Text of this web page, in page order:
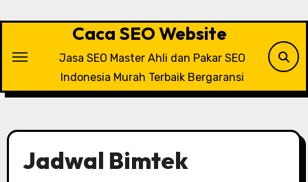
Caca SEO Website
Jasa SEO Master Ahli dan Pakar SEO
Indonesia Murah Terbaik Bergaransi
Jadwal Bimtek